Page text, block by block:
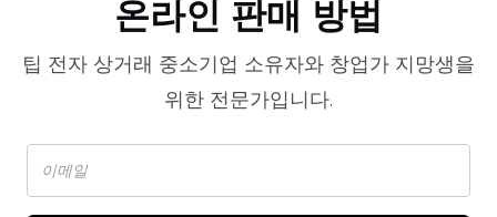
온라인 판매 방법
팁 전자 상거래 중소기업 소유자와 창업가 지망생을
위한 전문가입니다.